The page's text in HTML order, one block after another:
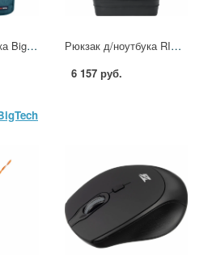
Рюкзак д/ноутбука BigTech Special 15.6 LBP-BT-01BL, синий 2094235
Рюкзак д/ноутбука RIVACASE 7856 black Eden-ECO 20л, 15.6 /6 2391412 4260709016238
6 157 руб.